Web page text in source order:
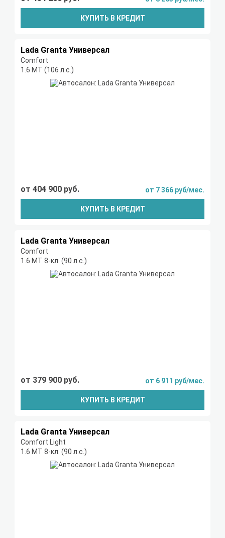
КУПИТЬ В КРЕДИТ
Lada Granta Универсал
Comfort
1.6 МТ (106 л.с.)
от 404 900 руб. от 7 366 руб/мес.
КУПИТЬ В КРЕДИТ
Lada Granta Универсал
Comfort
1.6 МТ 8-кл. (90 л.с.)
от 379 900 руб. от 6 911 руб/мес.
КУПИТЬ В КРЕДИТ
Lada Granta Универсал
Comfort Light
1.6 МТ 8-кл. (90 л.с.)